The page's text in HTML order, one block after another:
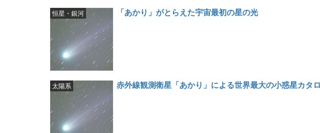
「あかり」がとらえた宇宙最初の星の光
恒星・銀河
赤外線観測衛星「あかり」による世界最大の小惑星カタ
太陽系